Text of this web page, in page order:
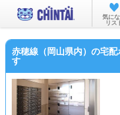
お
気に
リス
赤穂線（岡山県内）の宅
す